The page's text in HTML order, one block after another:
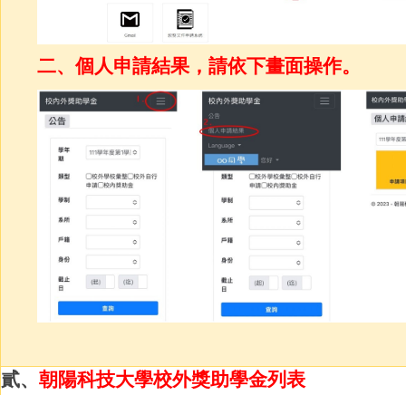
二、個人申請結果，請依下畫面操作。
貳、 朝陽科技大學校外獎助學金列表